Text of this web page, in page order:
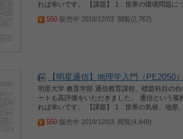
れば幸いです。 【課題】 1．世界の環境問題に
550 販売中 2018/12/03 閲覧(2,762)
【明星通信】地理学入門（PE2050
明星大学 教育学部 通信教育課程、標題科目の
ートも高評価をいただきました。 通信という
れば幸いです。 【課題】 1．世界の気候、地形
550 販売中 2018/12/03 閲覧(4,448)